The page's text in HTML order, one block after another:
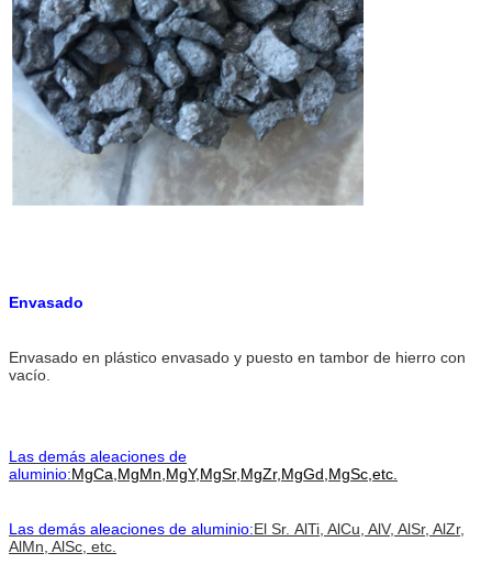
Envasado
Envasado en plástico envasado y puesto en tambor de hierro con
vacío.
Las demás aleaciones de
aluminio:MgCa,MgMn,MgY,MgSr,MgZr,MgGd,MgSc,etc.
Las demás aleaciones de aluminio:El Sr. AlTi, AlCu, AlV, AlSr, AlZr,
AlMn, AlSc, etc.